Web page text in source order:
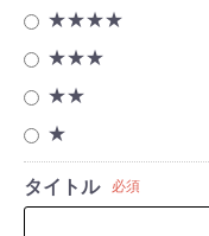
★★★★
★★★
★★
★
タイトル 必須